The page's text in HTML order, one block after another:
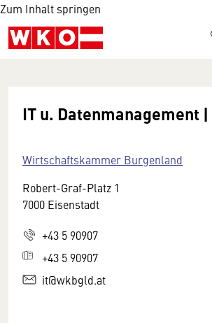
Zum Inhalt springen
IT u. Datenmanagement
Wirtschaftskammer Burgenland
Robert-Graf-Platz 1
7000 Eisenstadt
+43 5 90907
+43 5 90907
it@wkbgld.at